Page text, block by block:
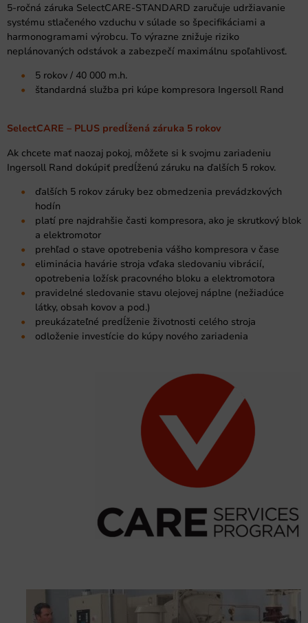
5-ročná záruka SelectCARE-STANDARD zaručuje udržiavanie
systému stlačeného vzduchu v súlade so špecifikáciami a
harmonogramami výrobcu. To výrazne znižuje riziko
neplánovaných odstávok a zabezpečí maximálnu spoľahlivosť.
5 rokov / 40 000 m.h.
štandardná služba pri kúpe kompresora Ingersoll Rand
SelectCARE – PLUS predĺžená záruka 5 rokov
Ak chcete mať naozaj pokoj, môžete si k svojmu zariadeniu
Ingersoll Rand dokúpiť predĺženú záruku na ďalších 5 rokov.
ďalších 5 rokov záruky bez obmedzenia prevádzkových
hodín
platí pre najdrahšie časti kompresora, ako je skrutkový blok
a elektromotor
prehľad o stave opotrebenia vášho kompresora v čase
eliminácia havárie stroja vďaka sledovaniu vibrácií,
opotrebenia ložísk pracovného bloku a elektromotora
pravidelné sledovanie stavu olejovej náplne (nežiadúce
látky, obsah kovov a pod.)
preukázateľné predĺženie životnosti celého stroja
odloženie investície do kúpy nového zariadenia